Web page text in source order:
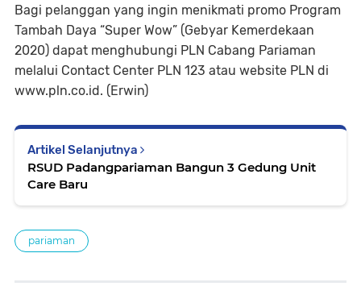
Bagi pelanggan yang ingin menikmati promo Program
Tambah Daya “Super Wow” (Gebyar Kemerdekaan
2020) dapat menghubungi PLN Cabang Pariaman
melalui Contact Center PLN 123 atau website PLN di
www.pln.co.id. (Erwin)
Artikel Selanjutnya
RSUD Padangpariaman Bangun 3 Gedung Unit
Care Baru
pariaman